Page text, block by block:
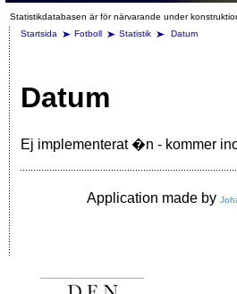
Statistikdatabasen är för närvarande under
Startsida
Fotboll Statistik Datum
Datum
Ej implementerat �n - kommer
Application made by